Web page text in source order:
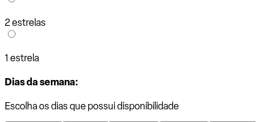
2 estrelas
1 estrela
Dias da semana:
Escolha os dias que possui disponibilidade